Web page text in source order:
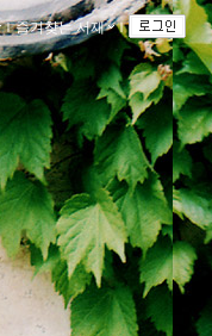
ｌ즐겨찾는 서재 ｌ